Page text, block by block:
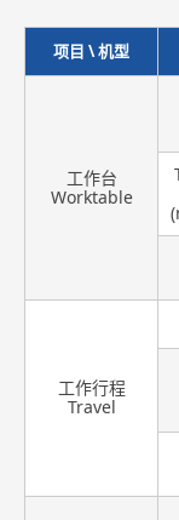
项目 \ 机型
工作台
Worktable
工作行程
Travel